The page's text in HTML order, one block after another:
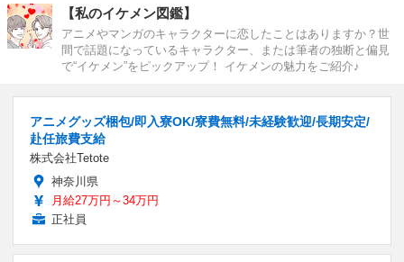
【私のイケメン図鑑】
アニメやマンガのキャラクターに恋したことはありますか？世
間で話題になっているキャラクター、または筆者の独断と偏見
で“イケメン”をピックアップ！ イケメンの魅力をご紹介♪
アニメグッズ梱包/即入寮OK/寮費無料/未経験歓迎/長期安定/
赴任旅費支給
株式会社Tetote
神奈川県
月給27万円～34万円
正社員